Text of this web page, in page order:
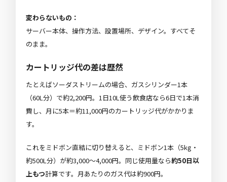
変わらないもの：
サーバー本体、操作方法、設置場所、デザイン。すべてそ
のまま。
カートリッジ代の差は歴然
たとえばソーダストリームの場合、ガスシリンダー1本
（60L分）で約2,200円。1日10L使う飲食店なら6日で1本消
費し、月に5本＝約11,000円のカートリッジ代がかかりま
す。
これをミドボン直結に切り替えると、ミドボン1本（5kg・
約500L分）が約3,000〜4,000円。同じ使用量なら約50日以
上もつ計算です。月あたりのガス代は約900円。